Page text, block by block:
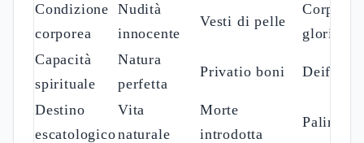
Condizione
corporea
Nudità
innocente
Vesti di pelle
Corpo
glorioso
Capacità
spirituale
Natura
perfetta
Privatio boni
Destino
escatologico
Vita
naturale
Morte
introdotta